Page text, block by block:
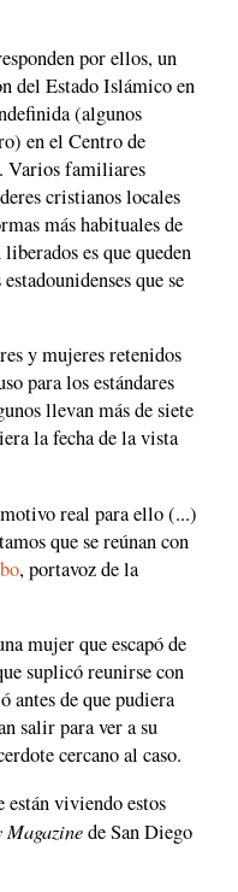
por ellos, un
del Estado Islámico en
(algunos
en el Centro de
Varios familiares
cristianos locales
más habituales de
es que queden
que se
y mujeres retenidos
para los estándares
llevan más de siete
la fecha de la vista
real para ello (...)
que se reúnan con
, portavoz de la
mujer que escapó de
suplicó reunirse con
antes de que pudiera
salir para ver a su
cercano al caso.
viviendo estos
Magazinede San Diego